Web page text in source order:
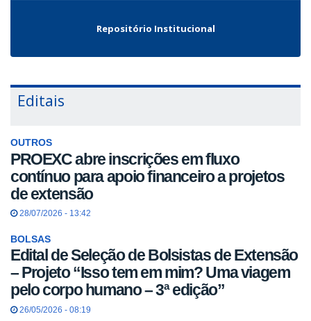
Repositório Institucional
Editais
OUTROS
PROEXC abre inscrições em fluxo
contínuo para apoio financeiro a projetos
de extensão
28/07/2026 - 13:42
BOLSAS
Edital de Seleção de Bolsistas de Extensão
– Projeto “Isso tem em mim? Uma viagem
pelo corpo humano – 3ª edição”
26/05/2026 - 08:19